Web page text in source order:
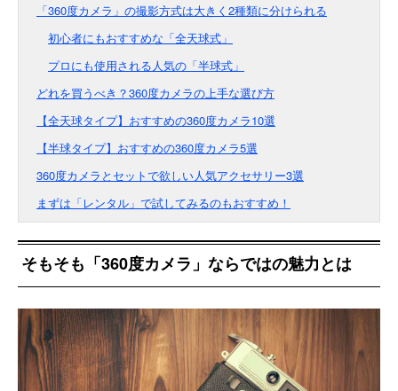
「360度カメラ」の撮影方式は大きく2種類に分けられる
初心者にもおすすめな「全天球式」
プロにも使用される人気の「半球式」
どれを買うべき？360度カメラの上手な選び方
【全天球タイプ】おすすめの360度カメラ10選
【半球タイプ】おすすめの360度カメラ5選
360度カメラとセットで欲しい人気アクセサリー3選
まずは「レンタル」で試してみるのもおすすめ！
そもそも「360度カメラ」ならではの魅力とは